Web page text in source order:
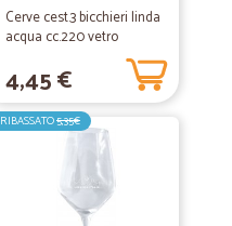
Cerve cest.3 bicchieri linda
acqua cc.220 vetro
4,45 €
RIBASSATO5,35€